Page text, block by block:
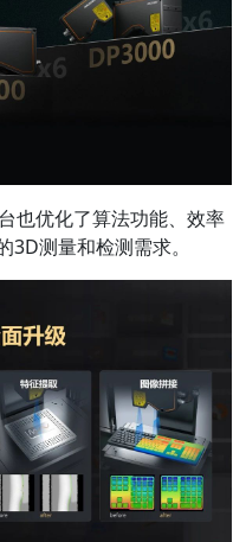
也优化了算法功能、效率
测量和检测需求。